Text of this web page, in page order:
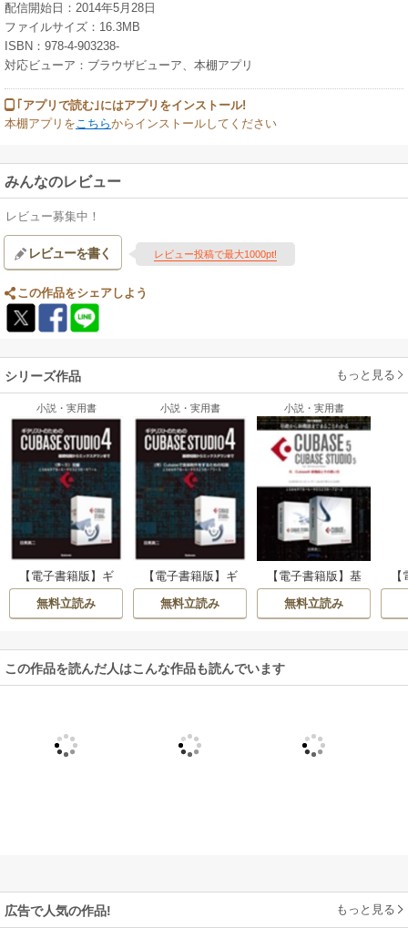
配信開始日：2014年5月28日
ファイルサイズ：16.3MB
ISBN：978-4-903238-
対応ビューア：ブラウザビューア、本棚アプリ
｢アプリで読む｣にはアプリをインストール!
本棚アプリをこちらからインストールしてください
みんなのレビュー
レビュー募集中！
レビューを書く レビュー投稿で最大1000pt!
この作品をシェアしよう
シリーズ作品 もっと見る
小説・実用書
【電子書籍版】ギ
タリストのためのC
UBASE STUDIO4
無料立読み
小説・実用書
【電子書籍版】ギ
タリストのためのC
UBASE STUDIO4
無料立読み
小説・実用書
【電子書籍版】基
礎から新機能まで
まるごとわかるCU
TUDIO5・6．Cuba
se6 新機能とその使
い方
無料立読み
礎
この作品を読んだ人はこんな作品も読んでいます
広告で人気の作品! もっと見る